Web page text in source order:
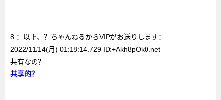
8 ：以下、？ちゃんねるからVIPがお送りします：
2022/11/14(月) 01:18:14.729 ID:+Akh8pOk0.net
共有なの？
共享的？